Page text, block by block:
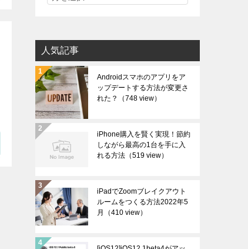
人気記事
Androidスマホのアプリをア
ップデートする方法が変更さ
れた？
（748 view）
iPhone購入を賢く実現！節約
しながら最高の1台を手に入
れる方法 （519 view）
iPadでZoomブレイクアウト
ルームをつくる方法2022年5
月
（410 view）